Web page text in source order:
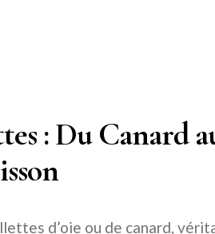
: Du Canard
d’oie ou de canard,